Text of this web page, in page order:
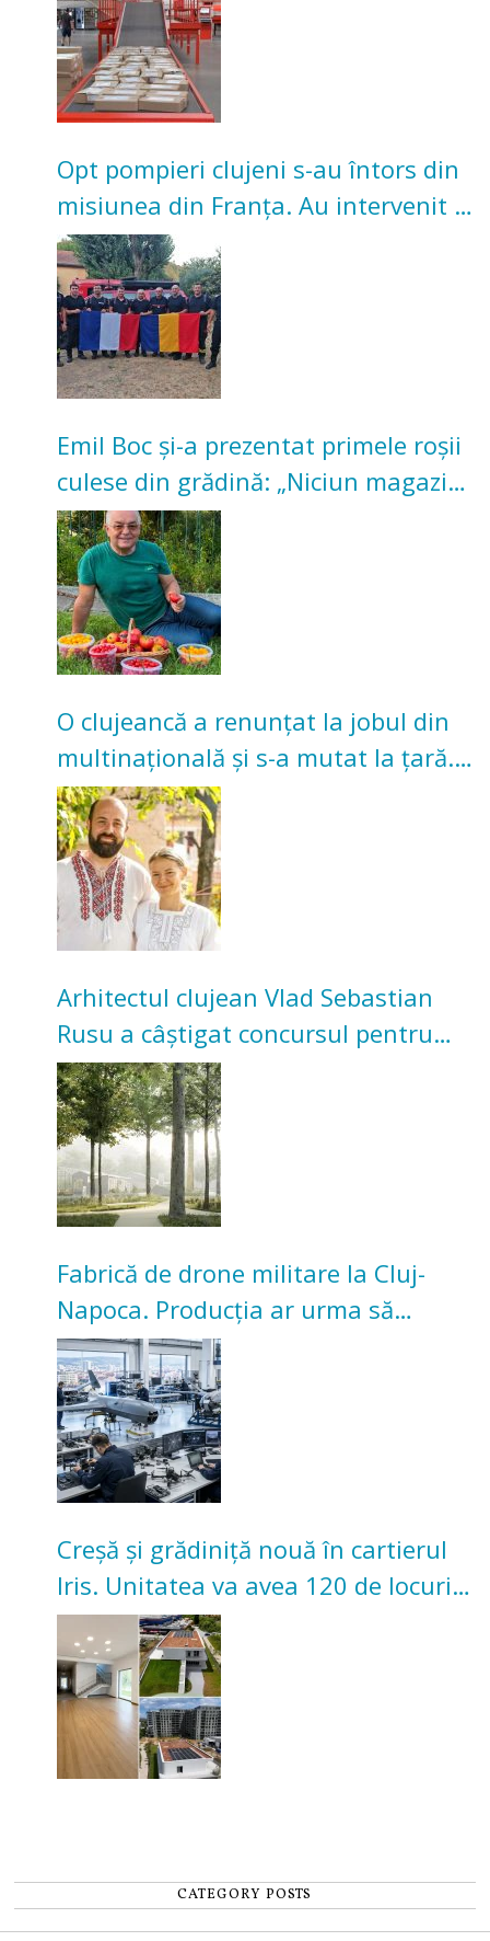
Opt pompieri clujeni s-au întors din
misiunea din Franța. Au intervenit la
incendii de vegetație și pădure
Emil Boc și-a prezentat primele roșii
culese din grădină: „Niciun magazin
nu poate oferi această satisfacție”
O clujeancă a renunțat la jobul din
multinațională și s-a mutat la țară.
Acum cultivă legume în grădina
bunicilor
Arhitectul clujean Vlad Sebastian
Rusu a câștigat concursul pentru
transformarea Grădinii Casei
Universitarilor
Fabrică de drone militare la Cluj-
Napoca. Producția ar urma să
înceapă în toamna acestui an
Creșă și grădiniță nouă în cartierul
Iris. Unitatea va avea 120 de locuri
pentru copii
CATEGORY POSTS